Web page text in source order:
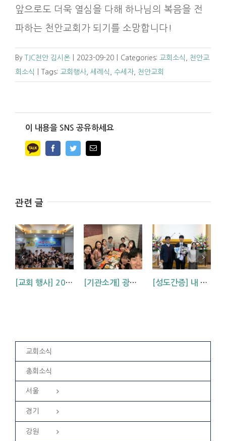
앞으로도 더욱 열심을 다해 하나님의 복음을 전
파하는 천안교회가 되기를 소망합니다!
By TJC천안 김시온 2023-09-20 Categories: 교회소식
천안교
회소식
Tags: 교회행사 세례식 수세자 천안교회
이 내용을 SNS 공유하세요
FacebookTwitterEmail
관련 글
[교회 행사] 2026 아동부 연합 여름성경학교 (부산, 거제, 대구) [기관소개] 광주교회 청년부를 소개합니다! [성도간증] 내 삶에 역사하시는 하나님 (김기석 신학생 간증)
교회소식
총회소식
서울
경기
강원